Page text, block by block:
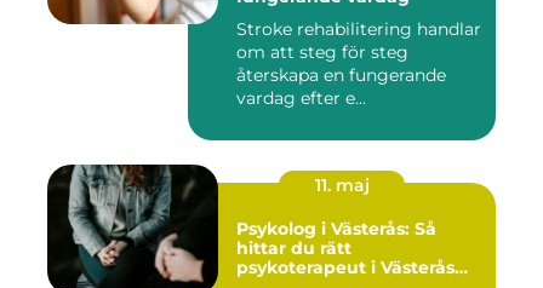
Stroke rehabilitering handlar
om att steg för steg
återskapa en fungerande
vardag efter e...
11. maj
Psykolog i Västerås: Så
hittar du rätt
psykoterapeut i Västerås